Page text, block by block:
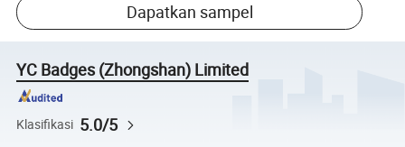
Dapatkan sampel
YC Badges (Zhongshan) Limited
Klasifikasi 5.0/5